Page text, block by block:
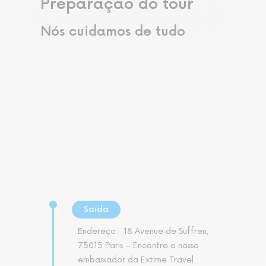
Preparação do tour
Nós cuidamos de tudo
Saída
Endereço:
18 Avenue de Suffren,
75015 Paris – Encontre o nosso
embaixador da Extime Travel